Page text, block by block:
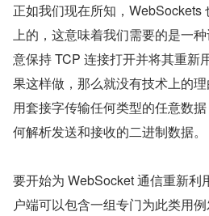
正如我们现在所知，WebSockets
上的，这意味着我们需要的是一
意保持 TCP 连接打开并将其重新
果这样做，那么就没有技术上的
用套接字传输任何类型的任意数
何解析发送和接收的二进制数据。
要开始为 WebSocket 通信重新利
户端可以包含一组专门为此类用